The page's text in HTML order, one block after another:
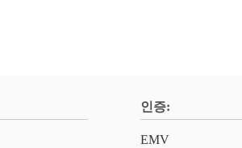
인증:
EMV